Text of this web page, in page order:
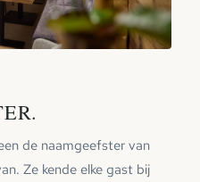
de naamgeefster van
Ze kende elke gast bij